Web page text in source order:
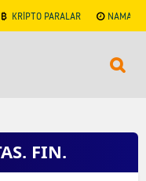
KRİPTO PARALAR NAMAZ
FIN.